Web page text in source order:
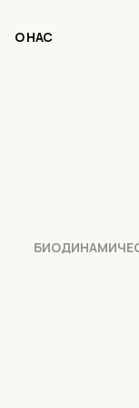
О НАС